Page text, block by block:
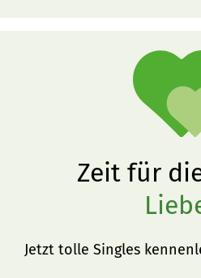
Zeit für
Jetzt tolle Singles